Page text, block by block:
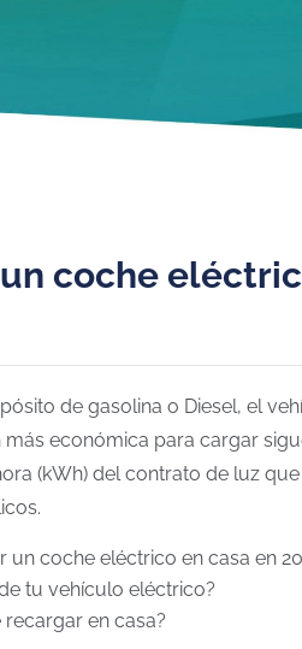
coche
de gasolina o Diesel, el
más económica para cargar
(kWh) del contrato de luz
un coche eléctrico en casa en
tu vehículo eléctrico?
en casa?